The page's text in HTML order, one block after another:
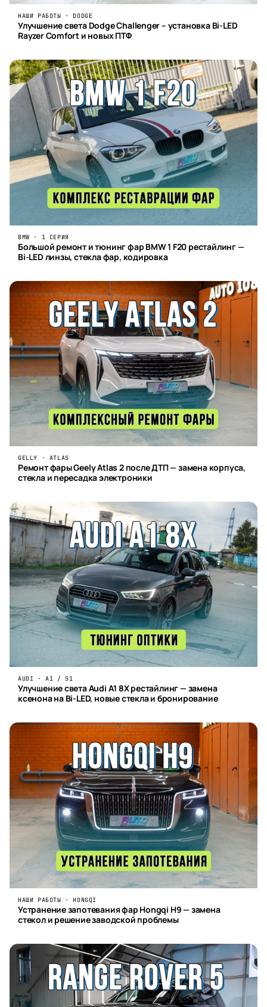
НАШИ РАБОТЫ · DODGE
Улучшение света Dodge Challenger – установка Bi-LED
Rayzer Comfort и новых ПТФ
BMW · 1 СЕРИЯ
Большой ремонт и тюнинг фар BMW 1 F20 рестайлинг —
Bi-LED линзы, стекла фар, кодировка
GELLY · ATLAS
Ремонт фары Geely Atlas 2 после ДТП — замена корпуса,
стекла и пересадка электроники
AUDI · A1 / S1
Улучшение света Audi A1 8X рестайлинг — замена
ксенона на Bi-LED, новые стекла и бронирование
НАШИ РАБОТЫ · HONGQI
Устранение запотевания фар Hongqi H9 — замена
стекол и решение заводской проблемы